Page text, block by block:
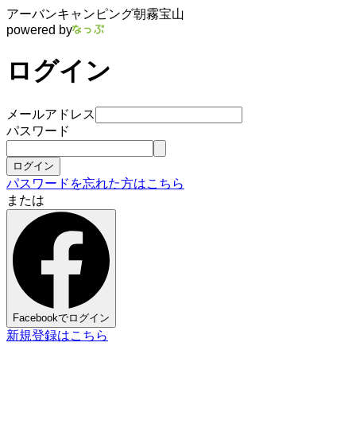
アーバンキャンピング朝霧宝山
powered by
ログイン
メールアドレス
パスワード
ログイン
パスワードを忘れた方はこちら
または
Facebookでログイン
新規登録はこちら